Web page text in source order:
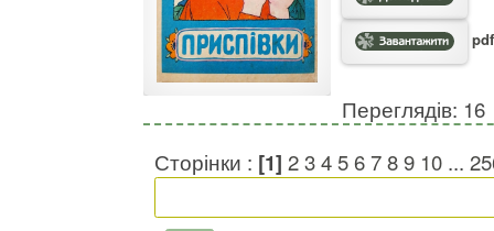
Переглядів: 16
Сторінки : [1] 23456789 10 ...